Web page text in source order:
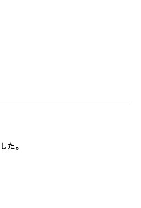
た。